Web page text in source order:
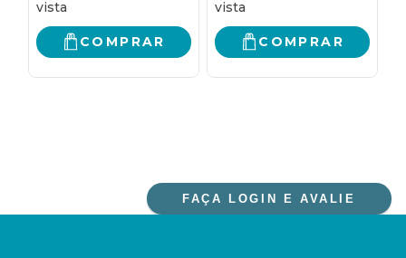
COMPRAR COMPRAR
FAÇA LOGIN E AVALIE